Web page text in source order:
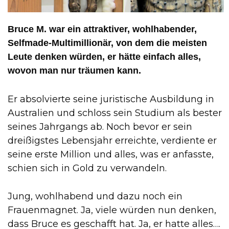
Bruce M. war ein attraktiver, wohlhabender,
Selfmade-Multimillionär, von dem die meisten
Leute denken würden, er hätte einfach alles,
wovon man nur träumen kann.
Er absolvierte seine juristische Ausbildung in
Australien und schloss sein Studium als bester
seines Jahrgangs ab. Noch bevor er sein
dreißigstes Lebensjahr erreichte, verdiente er
seine erste Million und alles, was er anfasste,
schien sich in Gold zu verwandeln.
Jung, wohlhabend und dazu noch ein
Frauenmagnet. Ja, viele würden nun denken,
dass Bruce es geschafft hat. Ja, er hatte alles….